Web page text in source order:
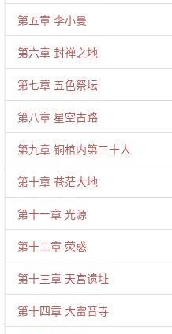
第五章 李小曼
第六章 封禅之地
第七章 五色祭坛
第八章 星空古路
第九章 铜棺内第三十人
第十章 苍茫大地
第十一章 光源
第十二章 荧惑
第十三章 天宫遗址
第十四章 大雷音寺